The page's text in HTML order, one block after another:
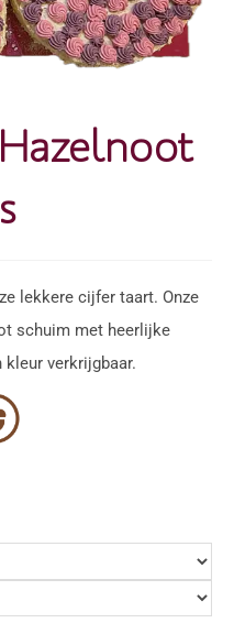
lekkere cijfer taart. Onze
schuim met heerlijke
verkrijgbaar.